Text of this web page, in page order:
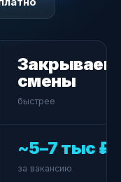
Закрываем
смены
быстрее
~5–7 тыс ₽
за вакансию